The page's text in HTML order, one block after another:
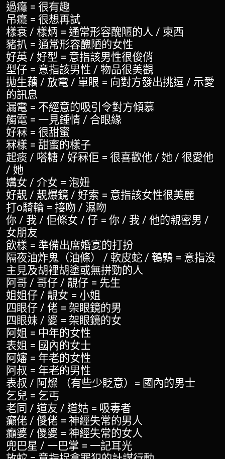
過癮 = 很有趣
吊癮 = 很想再試
樣衰 / 樣炳 = 通常形容醜陋的人 / 柬西
豬扒 = 通常形容醜陋的女性
好英 / 好型 = 意指該男性很俊俏
型仔 = 意指該男性 / 物品很美觀
拋生藕 / 放電 / 單眼 = 向對方發出挑逗 / 示愛
的訊息
漏電 = 不經意的吸引令對方傾慕
觸電 = 一見鍾情 / 合眼緣
好冧 = 很甜蜜
冧樣 = 甜蜜的樣子
起痰 / 嗒糖 / 好冧佢 = 很喜歡他 / 她 / 很愛他
/ 她
媾女 / 介女 = 泡妞
好靚 / 靚爆鏡 / 好索 = 意指該女性很美麗
打o騎輪 = 接吻 / 濕吻
你 / 我 / 佢條女 / 仔 = 你 / 我 / 他的親密男 /
女朋友
飲樣 = 準備出席婚宴的打扮
隔夜油炸鬼（油條） / 軟皮蛇 / 鵪鶉 = 意指没
主見及胡裡胡塗或無拼勁的人
阿哥 / 哥仔 / 靚仔 = 先生
姐姐仔 / 靚女 = 小姐
四眼仔 / 佬 = 架眼鏡的男
四眼妹 / 婆 = 架眼鏡的女
阿姐 = 中年的女性
表姐 = 國內的女士
阿嬸 = 年老的女性
阿叔 = 年老的男性
表叔 / 阿燦 （有些少貶意）= 國內的男士
乞兒 = 乞丐
老同 / 道友 / 道姑 = 吸毒者
癲佬 / 儍佬 = 神經失常的男人
癲婆 / 儍婆 = 神經失常的女人
兜巴星 / 一巴掌 = 一記耳光